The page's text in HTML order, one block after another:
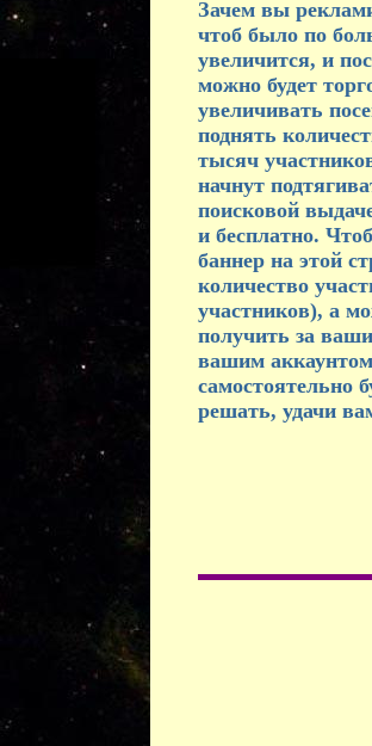
Зачем вы
чтоб было по
увеличится, и
можно будет
увеличивать
поднять
тысяч
начнут
поисковой
и бесплатно.
баннер на этой
количество
участников), а
получить за
вашим
самостоятельно
решать, удачи